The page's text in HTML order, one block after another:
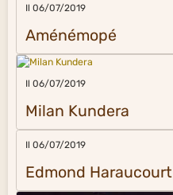
Il 06/07/2019
Aménémopé
Il 06/07/2019
Milan Kundera
Il 06/07/2019
Edmond Haraucourt